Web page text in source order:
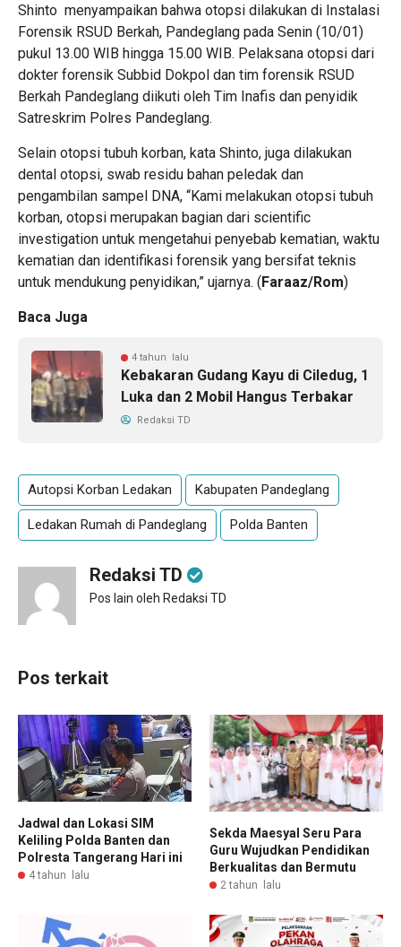
Shinto menyampaikan bahwa otopsi dilakukan di Instalasi
Forensik RSUD Berkah, Pandeglang pada Senin (10/01)
pukul 13.00 WIB hingga 15.00 WIB. Pelaksana otopsi dari
dokter forensik Subbid Dokpol dan tim forensik RSUD
Berkah Pandeglang diikuti oleh Tim Inafis dan penyidik
Satreskrim Polres Pandeglang.
Selain otopsi tubuh korban, kata Shinto, juga dilakukan
dental otopsi, swab residu bahan peledak dan
pengambilan sampel DNA, “Kami melakukan otopsi tubuh
korban, otopsi merupakan bagian dari scientific
investigation untuk mengetahui penyebab kematian, waktu
kematian dan identifikasi forensik yang bersifat teknis
untuk mendukung penyidikan,” ujarnya. (Faraaz/Rom)
Baca Juga
4 tahun lalu
Kebakaran Gudang Kayu di Ciledug, 1
Luka dan 2 Mobil Hangus Terbakar
Redaksi TD
Autopsi Korban Ledakan Kabupaten Pandeglang
Ledakan Rumah di Pandeglang Polda Banten
Redaksi TD
Pos lain oleh Redaksi TD
Pos terkait
Jadwal dan Lokasi SIM
Keliling Polda Banten dan
Polresta Tangerang Hari ini
4 tahun lalu
Sekda Maesyal Seru Para
Guru Wujudkan Pendidikan
Berkualitas dan Bermutu
2 tahun lalu